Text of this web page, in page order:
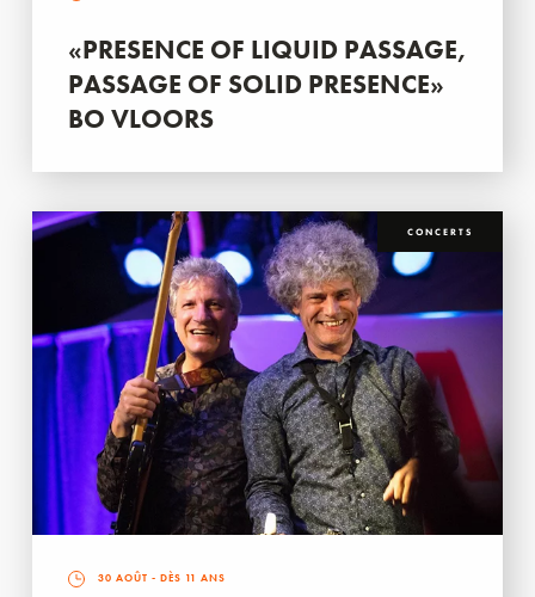
«PRESENCE OF LIQUID PASSAGE,
PASSAGE OF SOLID PRESENCE»
BO VLOORS
CONCERTS
30 AOÛT - DÈS 11 ANS